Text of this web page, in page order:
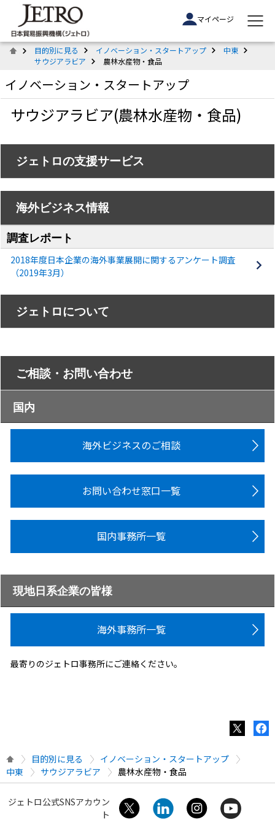
マイページ
目的別に見る イノベーション・スタートアップ
中東
サウジアラビア
農林水産物・食品
イノベーション・スタートアップ
サウジアラビア(農林水産物・食品)
ジェトロの支援サービス
海外ビジネス情報
調査レポート
2018年度日本企業の海外事業展開に関するアンケート調査
（2019年3月）
ジェトロについて
ご相談・お問い合わせ
国内
海外ビジネスのご相談
お問い合わせ窓口一覧
国内事務所一覧
現地日系企業の皆様
海外事務所一覧
最寄りのジェトロ事務所にご連絡ください。
目的別に見る
イノベーション・スタートアップ
中東
サウジアラビア 農林水産物・食品
ジェトロ公式SNSアカウン
ト